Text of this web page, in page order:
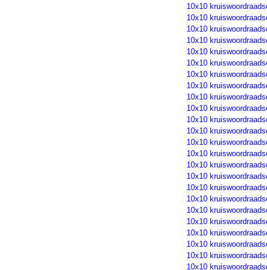
10x10
10x10
10x10
10x10
10x10
10x10
10x10
10x10
10x10
10x10
10x10
10x10
10x10
10x10
10x10
10x10
10x10
10x10
10x10
10x10
10x10
10x10
10x10
10x10